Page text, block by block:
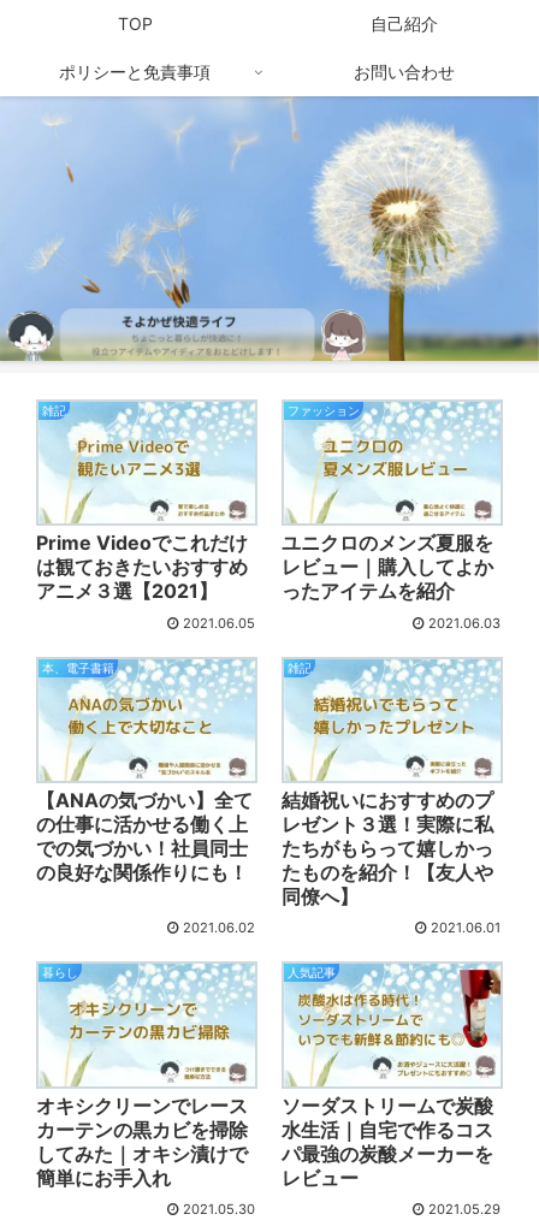
TOP 自己紹介
ポリシーと免責事項 お問い合わせ
雑記
Prime Videoでこれだけ
は観ておきたいおすすめ
アニメ３選【2021】
2021.06.05
ファッション
ユニクロのメンズ夏服を
レビュー｜購入してよか
ったアイテムを紹介
2021.06.03
本、電子書籍
【ANAの気づかい】全て
の仕事に活かせる働く上
での気づかい！社員同士
の良好な関係作りにも！
2021.06.02
雑記
結婚祝いにおすすめのプ
レゼント３選！実際に私
たちがもらって嬉しかっ
たものを紹介！【友人や
同僚へ】
2021.06.01
暮らし
オキシクリーンでレース
カーテンの黒カビを掃除
してみた｜オキシ漬けで
簡単にお手入れ
2021.05.30
人気記事
ソーダストリームで炭酸
水生活｜自宅で作るコス
パ最強の炭酸メーカーを
レビュー
2021.05.29